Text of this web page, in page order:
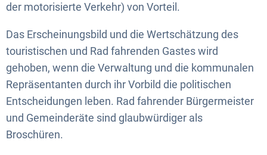
der motorisierte Verkehr) von Vorteil.
Das Erscheinungsbild und die Wertschätzung des
touristischen und Rad fahrenden Gastes wird
gehoben, wenn die Verwaltung und die kommunalen
Repräsentanten durch ihr Vorbild die politischen
Entscheidungen leben. Rad fahrender Bürgermeister
und Gemeinderäte sind glaubwürdiger als
Broschüren.